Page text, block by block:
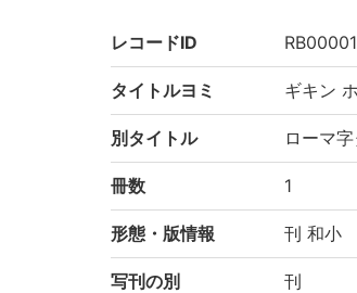
レコードID
タイトルヨミ ギキン
別タイトル ローマ
冊数 1
形態・版情報 刊 和小
写刊の別 刊